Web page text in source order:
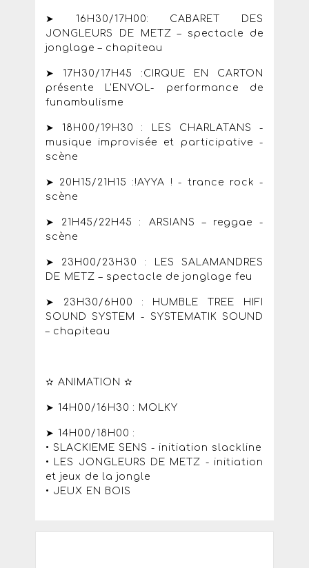
➤ 16H30/17H00: CABARET DES
JONGLEURS DE METZ – spectacle de
jonglage – chapiteau
➤ 17H30/17H45 :CIRQUE EN CARTON
présente L'ENVOL- performance de
funambulisme
➤ 18H00/19H30 : LES CHARLATANS -
musique improvisée et participative -
scène
➤ 20H15/21H15 :!AYYA ! - trance rock -
scène
➤ 21H45/22H45 : ARSIANS – reggae -
scène
➤ 23H00/23H30 : LES SALAMANDRES
DE METZ – spectacle de jonglage feu
➤ 23H30/6H00 : HUMBLE TREE HIFI
SOUND SYSTEM - SYSTEMATIK SOUND
– chapiteau
✫ ANIMATION ✫
➤ 14H00/16H30 : MOLKY
➤ 14H00/18H00 :
• SLACKIEME SENS - initiation slackline
• LES JONGLEURS DE METZ - initiation
et jeux de la jongle
• JEUX EN BOIS